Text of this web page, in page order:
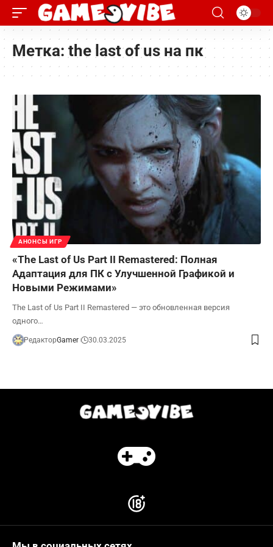
Метка:the last of us на пк
АНОНСЫ ИГР
«The Last of Us Part II Remastered: Полная
Адаптация для ПК с Улучшенной Графикой и
Новыми Режимами»
The Last of Us Part II Remastered — это обновленная версия
одного…
РедакторGamer 30.03.2025